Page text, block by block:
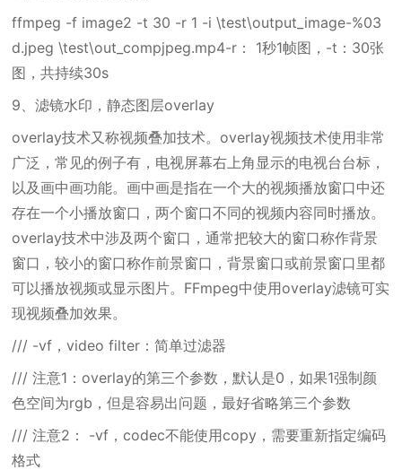
ffmpeg -f image2 -t 30 -r 1 -i \test\output_image-%03
d.jpeg \test\out_compjpeg.mp4-r： 1秒1帧图，-t：30张
图，共持续30s
9、滤镜水印，静态图层overlay
overlay技术又称视频叠加技术。overlay视频技术使用非常
广泛，常见的例子有，电视屏幕右上角显示的电视台台标，
以及画中画功能。画中画是指在一个大的视频播放窗口中还
存在一个小播放窗口，两个窗口不同的视频内容同时播放。
overlay技术中涉及两个窗口，通常把较大的窗口称作背景
窗口，较小的窗口称作前景窗口，背景窗口或前景窗口里都
可以播放视频或显示图片。FFmpeg中使用overlay滤镜可实
现视频叠加效果。
/// -vf，video filter：简单过滤器
/// 注意1：overlay的第三个参数，默认是0，如果1强制颜
色空间为rgb，但是容易出问题，最好省略第三个参数
/// 注意2： -vf，codec不能使用copy，需要重新指定编码
格式